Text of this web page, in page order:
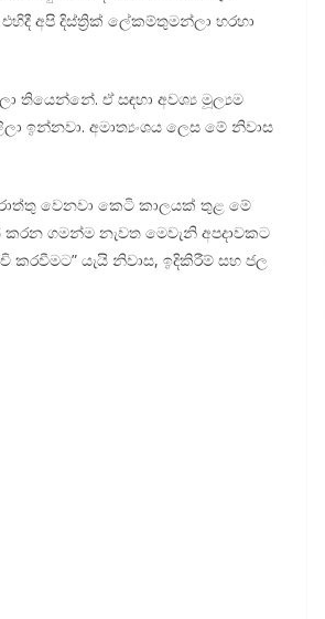
අපි දිස්ත්‍රික් ලේකම්තුමන්ලා හරහා
තියෙන්නේ. ඒ සඳහා අවශ්‍ය මූල්‍යම
ඉන්නවා. අමාත්‍යංශය ලෙස මේ නිවාස
වෙනවා කෙටි කාලයක් තුළ මේ
ගමන්ම නැවත මෙවැනි අපදාවකට
යැයි නිවාස, ඉදිකිරීම් සහ ජල